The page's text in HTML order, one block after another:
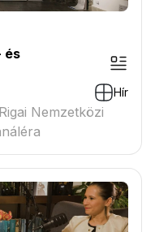
és
Hír
Nemzetközi